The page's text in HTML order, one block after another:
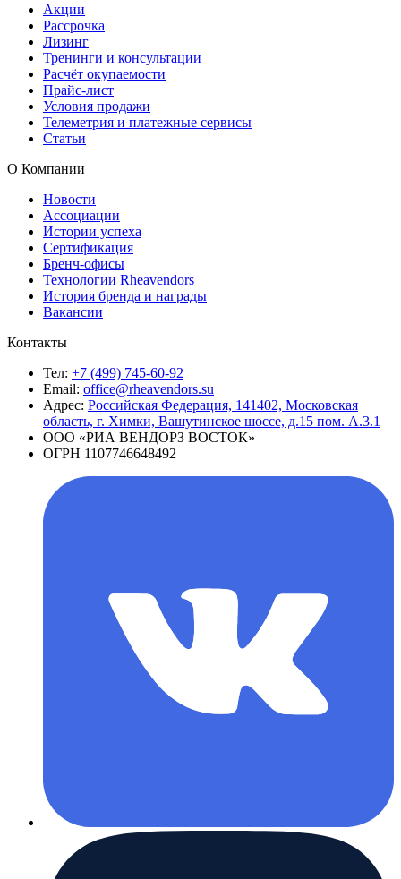
Акции
Рассрочка
Лизинг
Тренинги и консультации
Расчёт окупаемости
Прайс-лист
Условия продажи
Телеметрия и платежные сервисы
Статьи
О Компании
Новости
Ассоциации
Истории успеха
Сертификация
Бренч-офисы
Технологии Rheavendors
История бренда и награды
Вакансии
Контакты
Тел: +7 (499) 745-60-92
Email: office@rheavendors.su
Адрес: Российская Федерация, 141402, Московская
область, г. Химки, Вашутинское шоссе, д.15 пом. А.3.1
ООО «РИА ВЕНДОРЗ ВОСТОК»
ОГРН 1107746648492